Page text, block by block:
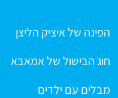
הפינה של איציק הליצן
חוג הבישול של אמאבא
מבלים עם ילדים